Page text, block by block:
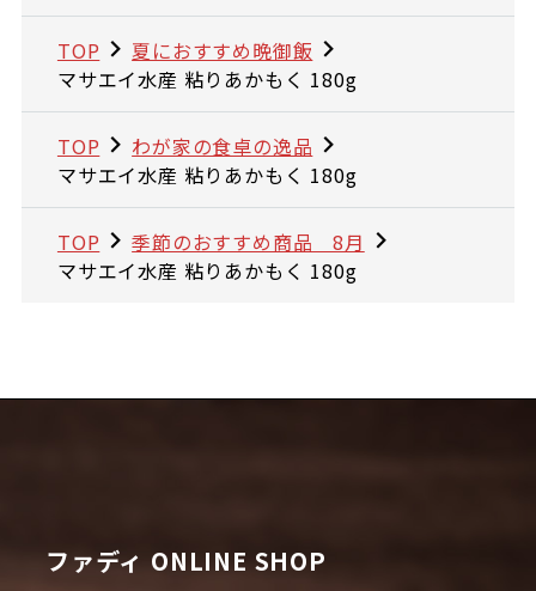
TOP
夏におすすめ晩御飯
マサエイ水産 粘りあかもく 180g
TOP
わが家の食卓の逸品
マサエイ水産 粘りあかもく 180g
TOP
季節のおすすめ商品 8月
マサエイ水産 粘りあかもく 180g
ファディ ONLINE SHOP